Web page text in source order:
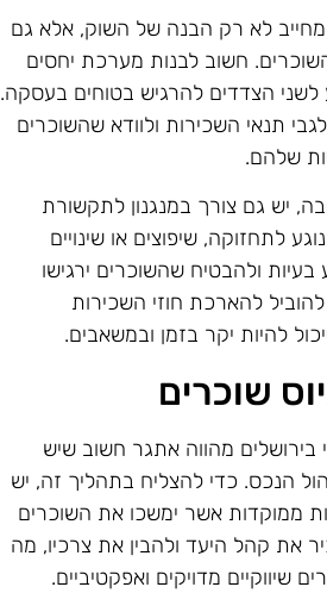
לא רק הבנה של השוק, אלא גם
חשוב לבנות מערכת יחסים
לשני הצדדים להרגיש בטוחים בעסקה.
תנאי השכירות ולוודא שהשוכרים
שלהם.
יש גם צורך במנגנון לתקשורת
לתחזוקה, שיפוצים או שינויים
בעיות ולהבטיח שהשוכרים ירגישו
להארכת חוזי השכירות
להיות יקר בזמן ובמשאבים.
שוכרים
מהווה אתגר חשוב שיש
הנכס. כדי להצליח בתהליך זה, יש
ממוקדות אשר ימשכו את השוכרים
את קהל היעד ולהבין את צרכיו, מה
שיווקיים מדויקים ואפקטיביים.